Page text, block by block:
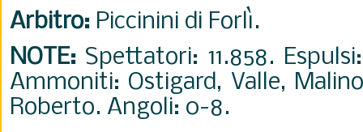
Arbitro: Piccinini di Forlì.
NOTE: Spettatori: 11.858.
Ammoniti: Ostigard, Valle,
Roberto. Angoli: 0-8.